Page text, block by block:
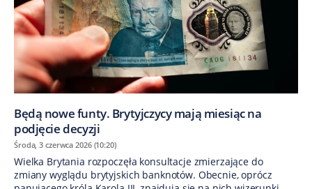
Będą nowe funty. Brytyjczycy mają miesiąc na
podjęcie decyzji
Środa, 3 czerwca 2026 (10:20)
Wielka Brytania rozpoczęła konsultacje zmierzające do
zmiany wyglądu brytyjskich banknotów. Obecnie, oprócz